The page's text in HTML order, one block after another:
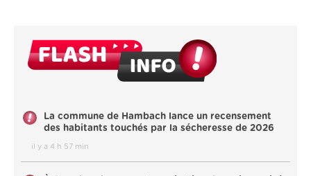
La commune de Hambach lance un recensement
des habitants touchés par la sécheresse de 2026
il y a 4 h 57 min